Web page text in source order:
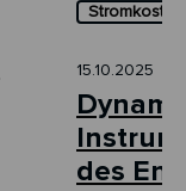
15.10.2025
des